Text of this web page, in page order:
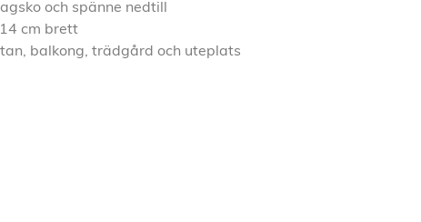
och spänne nedtill
cm brett
balkong, trädgård och uteplats